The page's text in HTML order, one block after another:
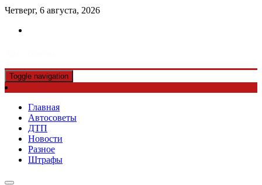
Четверг, 6 августа, 2026
Toggle navigation
Главная
Автосоветы
ДТП
Новости
Разное
Штрафы